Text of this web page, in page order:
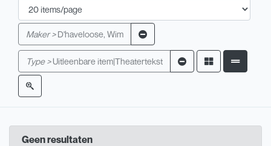
Maker > D'haveloose, Wim
Type >Uitleenbare item|Theatertekst
Geen resultaten